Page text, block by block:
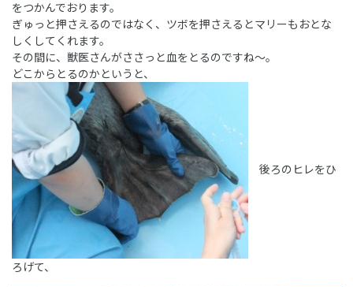
をつかんでおります。
ぎゅっと押さえるのではなく、ツボを押さえるとマリーもおとな
しくしてくれます。
その間に、獣医さんがささっと血をとるのですね～。
どこからとるのかというと、
後ろのヒレをひ
ろげて、